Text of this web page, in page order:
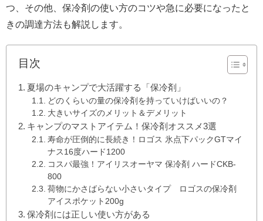
つ、その他、保冷剤の使い方のコツや急に必要になったと
きの調達方法も解説します。
目次
夏場のキャンプで大活躍する「保冷剤」
どのくらいの量の保冷剤を持っていけばいいの？
大きいサイズのメリット＆デメリット
キャンプのマストアイテム！保冷剤オススメ3選
寿命が圧倒的に長続き！ロゴス 氷点下パックGTマイ
ナス16度ハード1200
コスパ最強！アイリスオーヤマ 保冷剤 ハードCKB-
800
荷物にかさばらない小さいタイプ ロゴスの保冷剤
アイスポケット200g
保冷剤には正しい使い方がある